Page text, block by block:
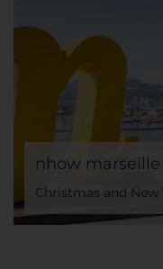
nhow marseille
Christmas and New